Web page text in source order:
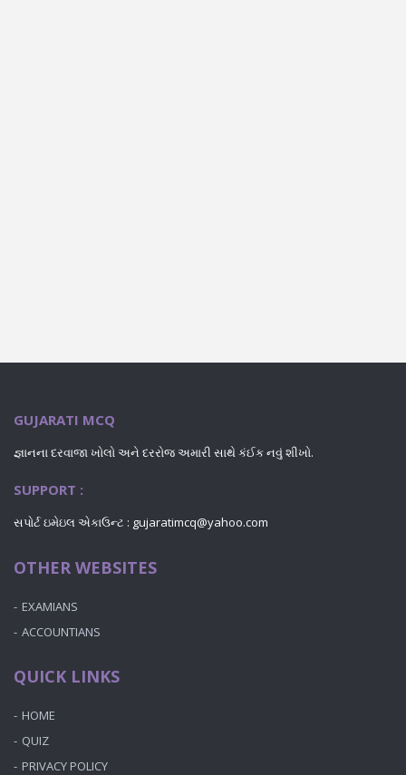
GUJARATI MCQ
જ્ઞાનના દરવાજા ખોલો અને દરરોજ અમારી સાથે કંઈક નવું શીખો.
SUPPORT :
સપોર્ટ ઇમેઇલ એકાઉન્ટ : gujaratimcq@yahoo.com
OTHER WEBSITES
EXAMIANS
ACCOUNTIANS
QUICK LINKS
HOME
QUIZ
PRIVACY POLICY